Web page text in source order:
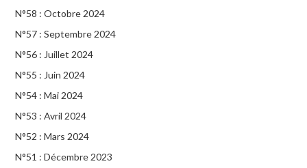
N°58 : Octobre 2024
N°57 : Septembre 2024
N°56 : Juillet 2024
N°55 : Juin 2024
N°54 : Mai 2024
N°53 : Avril 2024
N°52 : Mars 2024
N°51 : Décembre 2023